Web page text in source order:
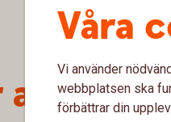
att du
Våra
Vi använder
webbplatsen ska
förbättrar din